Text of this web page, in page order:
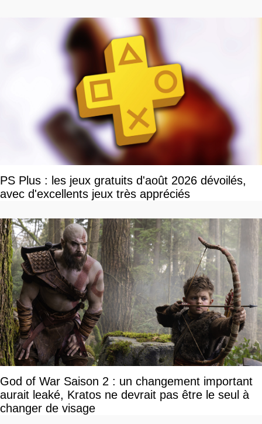
PS Plus : les jeux gratuits d'août 2026 dévoilés,
avec d'excellents jeux très appréciés
God of War Saison 2 : un changement important
aurait leaké, Kratos ne devrait pas être le seul à
changer de visage